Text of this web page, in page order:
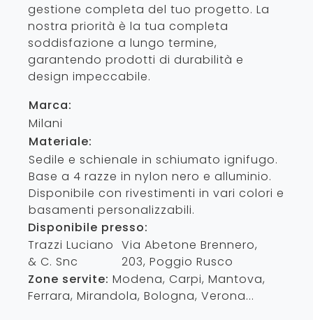
gestione completa del tuo progetto. La
nostra priorità è la tua completa
soddisfazione a lungo termine,
garantendo prodotti di durabilità e
design impeccabile.
Marca:
Milani
Materiale:
Sedile e schienale in schiumato ignifugo.
Base a 4 razze in nylon nero e alluminio.
Disponibile con rivestimenti in vari colori e
basamenti personalizzabili.
Disponibile presso:
Trazzi Luciano
& C. Snc
Via Abetone Brennero,
203, Poggio Rusco
Zone servite: Modena, Carpi, Mantova,
Ferrara, Mirandola, Bologna, Verona...